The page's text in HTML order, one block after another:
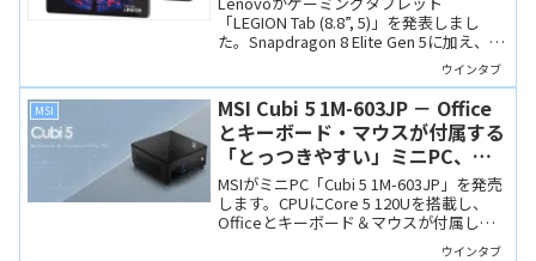
パワーアップ
「LEGION Tab (8.8”, 5)」を発表しまし
た。Snapdragon 8 Elite Gen 5に加え、
LPDDR5TやUFS 4.1 Proといった最新規格
を投入し、ほぼ全てのスペックが大幅に
パワーアップしています。
ウインタブ
MSI
MSI Cubi 5 1M-603JP － Office
とキーボード・マウスが付属する
「とっつきやすい」ミニPC、
Thunderbolt 4も搭載していま
す
MSIがミニPC「Cubi 5 1M-603JP」を発売
します。CPUにCore 5 120Uを搭載し、
Officeとキーボード＆マウスが付属しま
す。PC初心者にもとっつきやすい製品だ
ウインタブ